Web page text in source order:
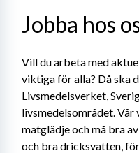
Jobba hos
Vill du arbeta med
viktiga för alla? Då ska
Livsmedelsverket,
livsmedelsområdet. Vår
matglädje och må bra
och bra dricksvatten,